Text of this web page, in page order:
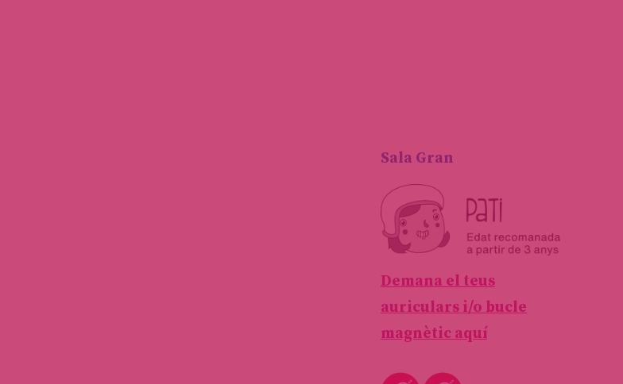
Sala Gran
Demana el teus
auriculars i/o bucle
magnètic aquí